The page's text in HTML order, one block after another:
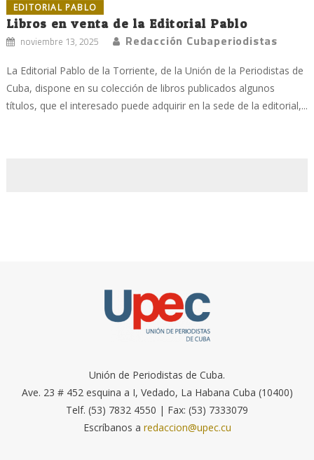
EDITORIAL PABLO
Libros en venta de la Editorial Pablo
noviembre 13, 2025 Redacción Cubaperiodistas
La Editorial Pablo de la Torriente, de la Unión de la Periodistas de
Cuba, dispone en su colección de libros publicados algunos
títulos, que el interesado puede adquirir en la sede de la editorial,...
Unión de Periodistas de Cuba.
Ave. 23 # 452 esquina a I, Vedado, La Habana Cuba (10400)
Telf. (53) 7832 4550 | Fax: (53) 7333079
Escríbanos a redaccion@upec.cu